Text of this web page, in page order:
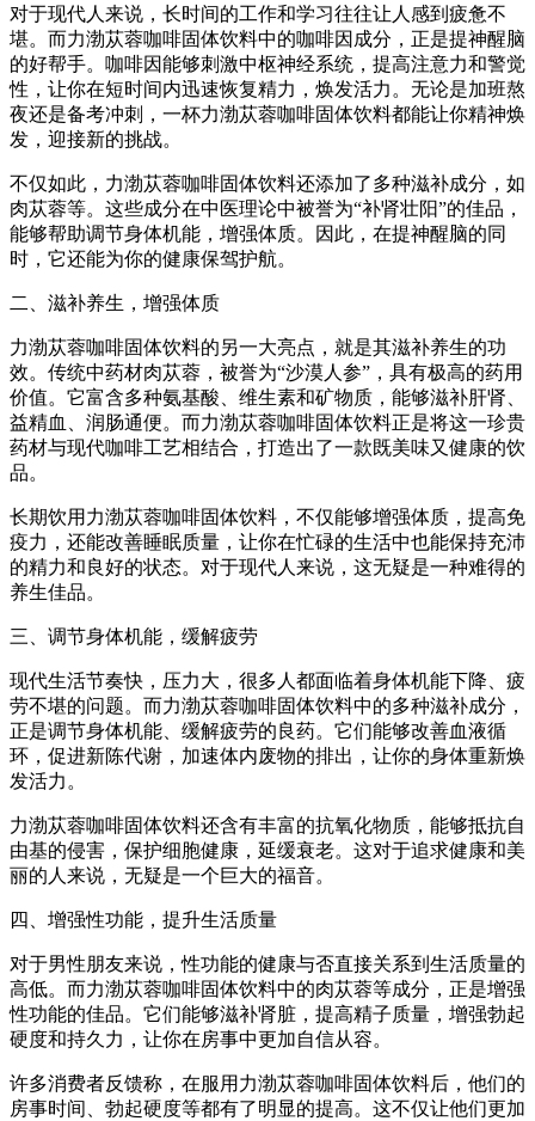
对于现代人来说，长时间的工作和学习往往让人感到疲惫不
堪。而力渤苁蓉咖啡固体饮料中的咖啡因成分，正是提神醒脑
的好帮手。咖啡因能够刺激中枢神经系统，提高注意力和警觉
性，让你在短时间内迅速恢复精力，焕发活力。无论是加班熬
夜还是备考冲刺，一杯力渤苁蓉咖啡固体饮料都能让你精神焕
发，迎接新的挑战。
不仅如此，力渤苁蓉咖啡固体饮料还添加了多种滋补成分，如
肉苁蓉等。这些成分在中医理论中被誉为“补肾壮阳”的佳品，
能够帮助调节身体机能，增强体质。因此，在提神醒脑的同
时，它还能为你的健康保驾护航。
二、滋补养生，增强体质
力渤苁蓉咖啡固体饮料的另一大亮点，就是其滋补养生的功
效。传统中药材肉苁蓉，被誉为“沙漠人参”，具有极高的药用
价值。它富含多种氨基酸、维生素和矿物质，能够滋补肝肾、
益精血、润肠通便。而力渤苁蓉咖啡固体饮料正是将这一珍贵
药材与现代咖啡工艺相结合，打造出了一款既美味又健康的饮
品。
长期饮用力渤苁蓉咖啡固体饮料，不仅能够增强体质，提高免
疫力，还能改善睡眠质量，让你在忙碌的生活中也能保持充沛
的精力和良好的状态。对于现代人来说，这无疑是一种难得的
养生佳品。
三、调节身体机能，缓解疲劳
现代生活节奏快，压力大，很多人都面临着身体机能下降、疲
劳不堪的问题。而力渤苁蓉咖啡固体饮料中的多种滋补成分，
正是调节身体机能、缓解疲劳的良药。它们能够改善血液循
环，促进新陈代谢，加速体内废物的排出，让你的身体重新焕
发活力。
力渤苁蓉咖啡固体饮料还含有丰富的抗氧化物质，能够抵抗自
由基的侵害，保护细胞健康，延缓衰老。这对于追求健康和美
丽的人来说，无疑是一个巨大的福音。
四、增强性功能，提升生活质量
对于男性朋友来说，性功能的健康与否直接关系到生活质量的
高低。而力渤苁蓉咖啡固体饮料中的肉苁蓉等成分，正是增强
性功能的佳品。它们能够滋补肾脏，提高精子质量，增强勃起
硬度和持久力，让你在房事中更加自信从容。
许多消费者反馈称，在服用力渤苁蓉咖啡固体饮料后，他们的
房事时间、勃起硬度等都有了明显的提高。这不仅让他们更加